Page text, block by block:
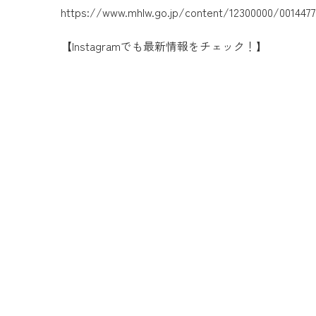
https://www.mhlw.go.jp/content/12300000/
【Instagramでも最新情報をチェック！】